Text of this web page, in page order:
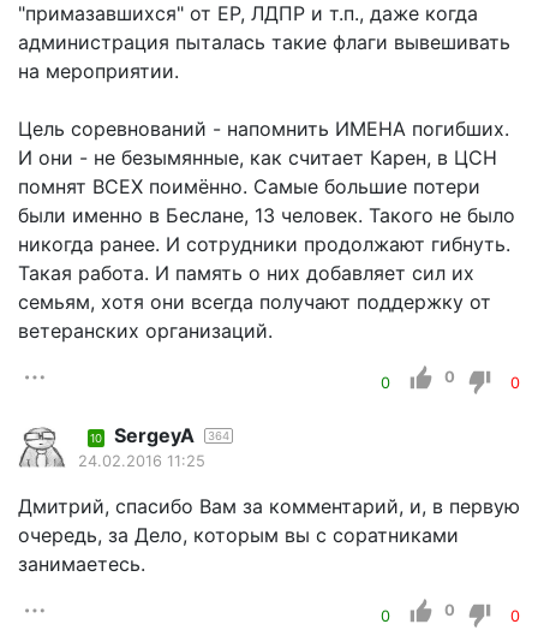
"примазавшихся" от ЕР, ЛДПР и т.п., даже когда
администрация пыталась такие флаги вывешивать
на мероприятии.
Цель соревнований - напомнить ИМЕНА погибших.
И они - не безымянные, как считает Карен, в ЦСН
помнят ВСЕХ поимённо. Самые большие потери
были именно в Беслане, 13 человек. Такого не было
никогда ранее. И сотрудники продолжают гибнуть.
Такая работа. И память о них добавляет сил их
семьям, хотя они всегда получают поддержку от
ветеранских организаций.
0 0 0
10 SergeyA 364
24.02.2016 11:25
Дмитрий, спасибо Вам за комментарий, и, в первую
очередь, за Дело, которым вы с соратниками
занимаетесь.
0 0 0